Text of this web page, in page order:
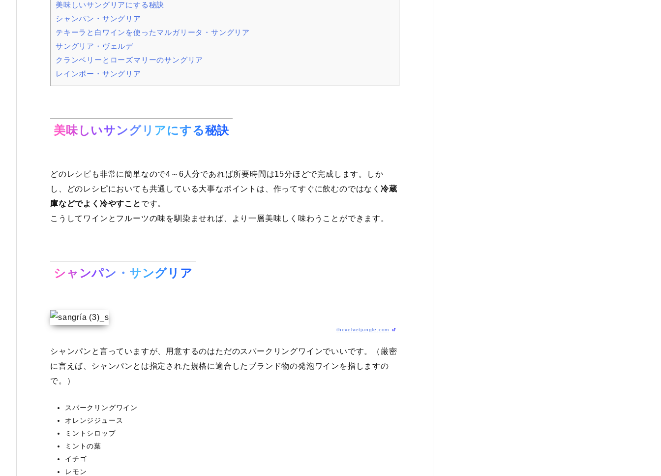
美味しいサングリアにする秘訣
シャンパン・サングリア
テキーラと白ワインを使ったマルガリータ・サングリア
サングリア・ヴェルデ
クランベリーとローズマリーのサングリア
レインボー・サングリア
美味しいサングリアにする秘訣
どのレシピも非常に簡単なので4～6人分であれば所要時間は15分ほどで完成します。しか
し、どのレシピにおいても共通している大事なポイントは、作ってすぐに飲むのではなく 冷蔵
庫などでよく冷やすこと です。
こうしてワインとフルーツの味を馴染ませれば、より一層美味しく味わうことができます。
シャンパン・サングリア
thevelvetjungle.com
シャンパンと言っていますが、用意するのはただのスパークリングワインでいいです。（厳密
に言えば、シャンパンとは指定された規格に適合したブランド物の発泡ワインを指しますの
で。）
スパークリングワイン
オレンジジュース
ミントシロップ
ミントの葉
イチゴ
レモン